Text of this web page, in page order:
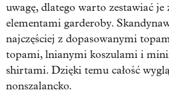
uwagę, dlatego warto zestawiać
elementami garderoby.
najczęściej z dopasowanymi
topami, lnianymi koszulami i
shirtami. Dzięki temu całość
nonszalancko.